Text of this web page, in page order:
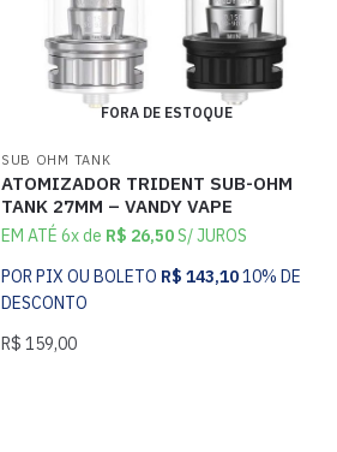
FORA DE ESTOQUE
SUB OHM TANK
ATOMIZADOR TRIDENT SUB-OHM
TANK 27MM – VANDY VAPE
EM ATÉ 6x de R$ 26,50S/ JUROS
POR PIX OU BOLETO R$ 143,1010% DE
DESCONTO
R$ 159,00